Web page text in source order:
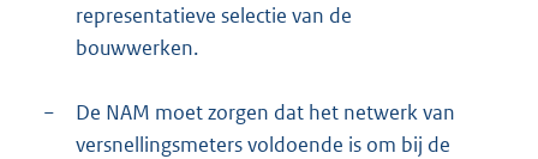
representatieve selectie van de
bouwwerken.
−
De NAM moet zorgen dat het netwerk van
versnellingsmeters voldoende is om bij de